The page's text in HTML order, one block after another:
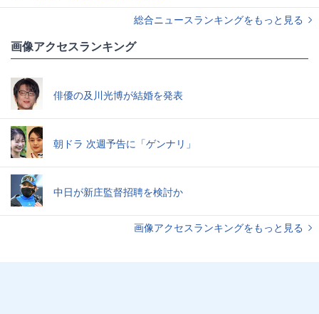
総合ニュースランキングをもっと見る
画像アクセスランキング
俳優の及川光博が結婚を発表
朝ドラ 次週予告に「ゲンナリ」
中日が新庄監督招聘を検討か
画像アクセスランキングをもっと見る